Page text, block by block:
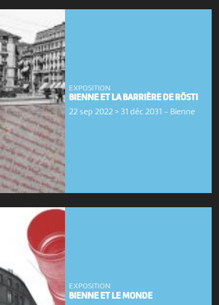
EXPOSITION
BIENNE ET LA BARRIÈRE DE RÖSTI
22 sep 2022 > 31 déc 2031 - Bienne
EXPOSITION
BIENNE ET LE MONDE